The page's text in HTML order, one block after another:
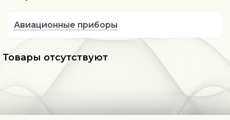
Авиационные приборы
Товары отсутствуют